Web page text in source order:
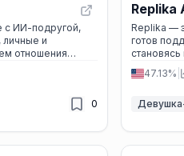
с ИИ-подругой,
личные и
отношения
общение.
0
Replika
Replika —
готов
47.13%